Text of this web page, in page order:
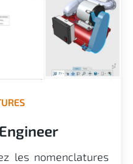
les nomenclatures